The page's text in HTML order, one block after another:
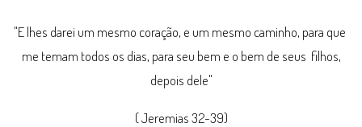
"E lhes darei um mesmo coração, e um mesmo caminho, para que
me temam todos os dias, para seu bem e o bem de seus filhos,
depois dele"
( Jeremias 32-39)